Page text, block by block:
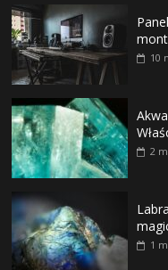
10
2
1